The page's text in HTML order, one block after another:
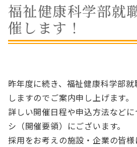
福祉健康科学部就
催します！
昨年度に続き、福祉健康科学部
しますのでご案内申し上げます。
詳しい開催日程や申込方法など
シ（開催要領）にございます。
採用をお考えの施設・企業の皆様